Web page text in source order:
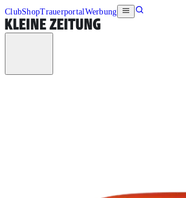
ClubShopTrauerportalWerbung